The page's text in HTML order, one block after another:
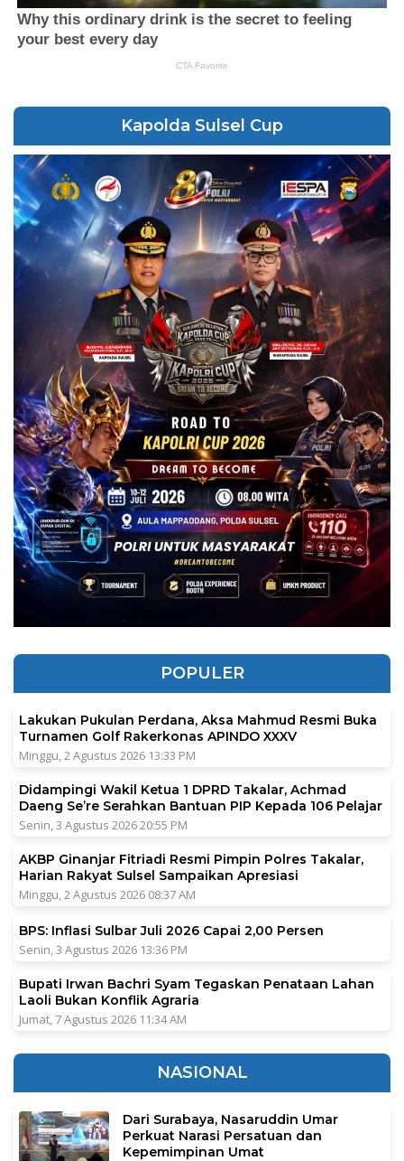
Kapolda Sulsel Cup
POPULER
Lakukan Pukulan Perdana, Aksa Mahmud Resmi Buka
Turnamen Golf Rakerkonas APINDO XXXV
Minggu, 2 Agustus 2026 13:33 PM
Didampingi Wakil Ketua 1 DPRD Takalar, Achmad
Daeng Se’re Serahkan Bantuan PIP Kepada 106 Pelajar
Senin, 3 Agustus 2026 20:55 PM
AKBP Ginanjar Fitriadi Resmi Pimpin Polres Takalar,
Harian Rakyat Sulsel Sampaikan Apresiasi
Minggu, 2 Agustus 2026 08:37 AM
BPS: Inflasi Sulbar Juli 2026 Capai 2,00 Persen
Senin, 3 Agustus 2026 13:36 PM
Bupati Irwan Bachri Syam Tegaskan Penataan Lahan
Laoli Bukan Konflik Agraria
Jumat, 7 Agustus 2026 11:34 AM
NASIONAL
Dari Surabaya, Nasaruddin Umar
Perkuat Narasi Persatuan dan
Kepemimpinan Umat